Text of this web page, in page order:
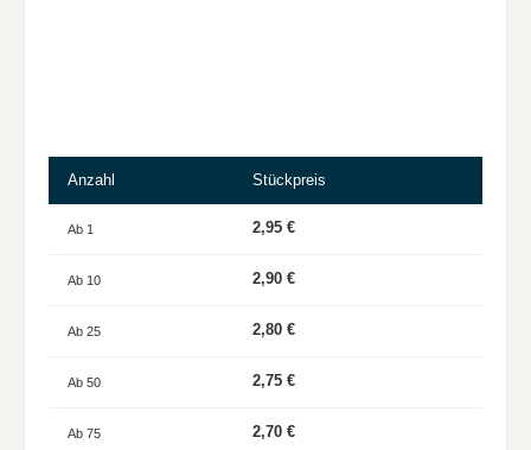
Anzahl Stückpreis
Ab 1 2,95 €
Ab 10 2,90 €
Ab 25 2,80 €
Ab 50 2,75 €
Ab 75 2,70 €